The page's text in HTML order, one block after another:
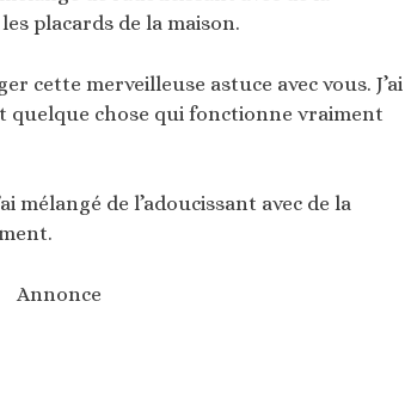
placards de la maison.
cette merveilleuse astuce avec vous. J’ai
chose qui fonctionne vraiment
mélangé de l’adoucissant avec de la
Annonce